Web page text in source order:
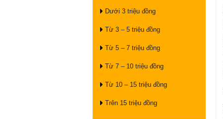
Dưới 3 triệu đồng
Từ 3 – 5 triệu đồng
Từ 5 – 7 triệu đồng
Từ 7 – 10 triệu đồng
Từ 10 – 15 triệu đồng
Trên 15 triệu đồng